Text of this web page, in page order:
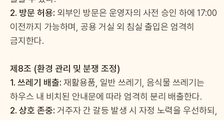
2. 방문 허용: 외부인 방문은 운영자의 사전 승인 하에 17:00
이전까지 가능하며, 공용 거실 외 침실 출입은 엄격히
금지한다.
제8조 (환경 관리 및 분쟁 조정)
1. 쓰레기 배출: 재활용품, 일반 쓰레기, 음식물 쓰레기는
하우스 내 비치된 안내문에 따라 엄격히 분리 배출한다.
2. 상호 존중: 거주자 간 갈등 발생 시 자정 노력을 우선하되,